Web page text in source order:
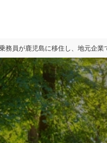
務員が⿅児島に移住し、地元企